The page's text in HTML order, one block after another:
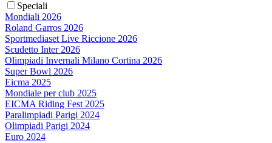
Speciali
Mondiali 2026
Roland Garros 2026
Sportmediaset Live Riccione 2026
Scudetto Inter 2026
Olimpiadi Invernali Milano Cortina 2026
Super Bowl 2026
Eicma 2025
Mondiale per club 2025
EICMA Riding Fest 2025
Paralimpiadi Parigi 2024
Olimpiadi Parigi 2024
Euro 2024